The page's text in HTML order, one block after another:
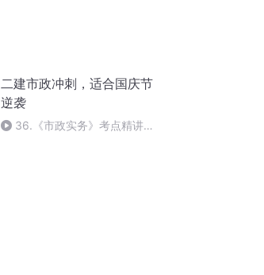
二建市政冲刺，适合国庆节
逆袭
36.《市政实务》考点精讲第